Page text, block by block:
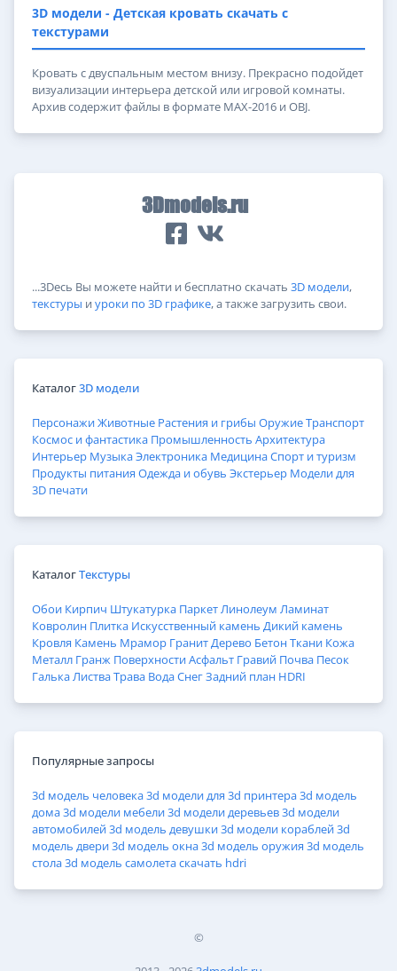
3D модели - Детская кровать скачать с
текстурами
Кровать с двуспальным местом внизу. Прекрасно подойдет
визуализации интерьера детской или игровой комнаты.
Архив содержит файлы в формате MAX-2016 и OBJ.
3Dmodels.ru
...3Dесь Вы можете найти и бесплатно скачать 3D модели,
текстуры и уроки по 3D графике, а также загрузить свои.
Каталог3D модели
ПерсонажиЖивотные Растения и грибы ОружиеТранспорт
Космос и фантастика Промышленность Архитектура
Интерьер МузыкаЭлектроника МедицинаСпорт и туризм
Продукты питания Одежда и обувь Экстерьер Модели для
3D печати
КаталогТекстуры
Обои Кирпич Штукатурка ПаркетЛинолеум Ламинат
Ковролин Плитка Искусственный камень Дикий камень
Кровля Камень Мрамор ГранитДерево БетонТкани Кожа
Металл Гранж ПоверхностиАсфальт Гравий Почва Песок
ГалькаЛистваТрава ВодаСнегЗадний план HDRI
Популярные запросы
3d модель человека3d модели для 3d принтера3d модель
дома3d модели мебели3d модели деревьев3d модели
автомобилей3d модель девушки3d модели кораблей3d
модель двери3d модель окна3d модель оружия 3d модель
стола3d модель самолетаскачать hdri
©